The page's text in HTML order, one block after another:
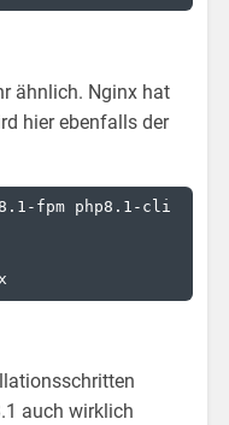
ähnlich. Nginx hat
hier ebenfalls der
fpm php8.1-cli
auch wirklich